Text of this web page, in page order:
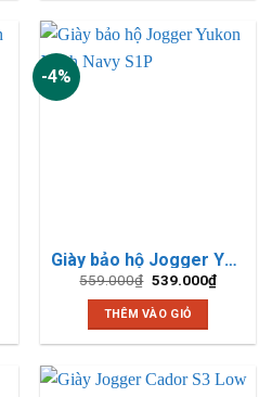
-4%
Giày bảo hộ Jogger Yukon Xanh Navy S1P
559.000₫ Giá
là:
559.000₫.
539.000₫Giá
hiện
THÊM VÀO GIỎ